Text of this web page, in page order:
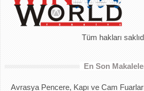
Tüm hakları
En Son
Avrasya Pencere, Kapı ve Cam